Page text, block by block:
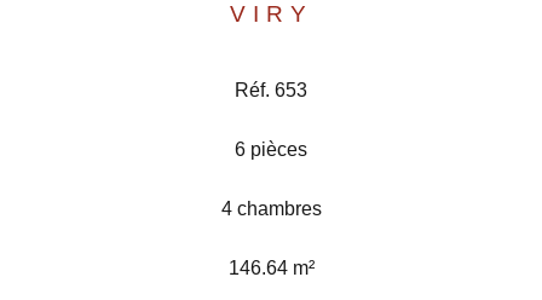
VIRY
Réf. 653
6 pièces
4 chambres
146.64 m²